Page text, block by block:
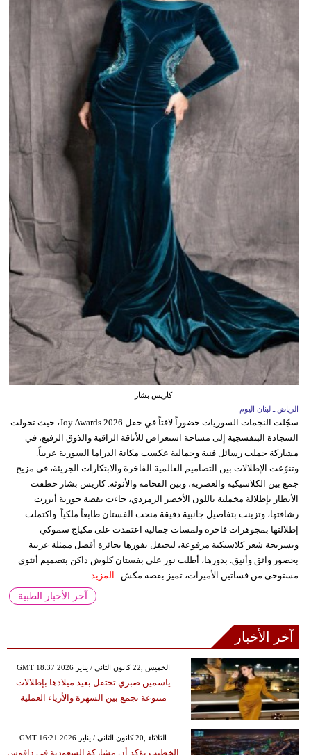
كاريس بشار
الرياض ـ لبنان اليوم
سجّلت النجمات السوريات حضوراً لافتاً في حفل Joy Awards 2026، حيث تحولت
السجادة البنفسجية إلى مساحة استعراض للأناقة الراقية والذوق الرفيع، في
مشاركة حملت رسائل فنية وجمالية عكست مكانة الدراما السورية عربياً.
وتنوّعت الإطلالات بين التصاميم العالمية الفاخرة والابتكارات الجريئة، في مزيج
جمع بين الكلاسيكية والعصرية، وبين الفخامة والأنوثة. كاريس بشار خطفت
الأنظار بإطلالة مخملية باللون الأخضر الزمردي، جاءت بقصة حورية أبرزت
رشاقتها، وتزينت بتفاصيل جانبية دقيقة منحت الفستان طابعاً ملكياً. واكتملت
إطلالتها بمجوهرات فاخرة ولمسات جمالية اعتمدت على مكياج سموكي
وتسريحة شعر كلاسيكية مرفوعة، لتحتفل بفوزها بجائزة أفضل ممثلة عربية
بحضور واثق وأنيق. بدورها، أطلت نور علي بفستان كلوش داكن بتصميم أنثوي
مستوحى من فساتين الأميرات، تميز بقصة مكش... المزيد
آخر الأخبار الطبية
آخر الأخبار
GMT 18:37 2026 الخميس ,22 كانون الثاني / يناير
ياسمين صبري تحتفل بعيد ميلادها بإطلالات
متنوعة تجمع بين السهرة والأزياء العملية
GMT 16:21 2026 الثلاثاء ,20 كانون الثاني / يناير
الخطيب يؤكد أن مشاركة السعودية في دافوس